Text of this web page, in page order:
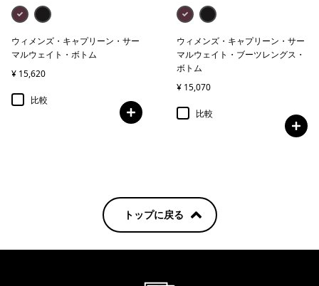
ウィメンズ・キャプリーン・サー
マルウェイト・ボトム
¥ 15,620
比較
ウィメンズ・キャプリーン・サー
マルウェイト・ブーツレングス・
ボトム
¥ 15,070
比較
トップに戻る